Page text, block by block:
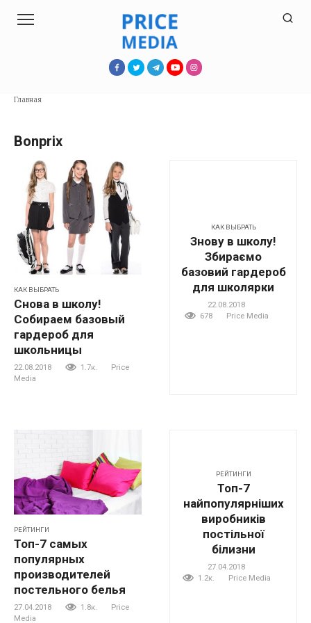
Главная
Bonprix
КАК ВЫБРАТЬ
Снова в школу!
Собираем базовый
гардероб для
школьницы
22.08.2018 1.7к.
Price
Media
КАК ВЫБРАТЬ
Знову в школу!
Збираємо
базовий гардероб
для школярки
22.08.2018
678
Price Media
РЕЙТИНГИ
Топ-7 самых
популярных
производителей
постельного белья
27.04.2018 1.8к.
Price
Media
РЕЙТИНГИ
Топ-7
найпопулярніших
виробників
постільної
білизни
27.04.2018
1.2к.
Price Media